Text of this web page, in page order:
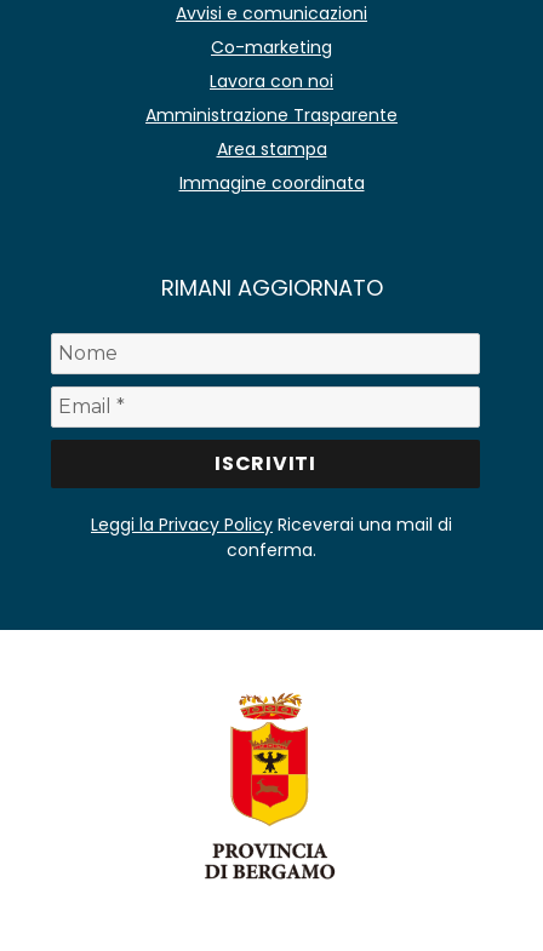
Avvisi e comunicazioni
Co-marketing
Lavora con noi
Amministrazione Trasparente
Area stampa
Immagine coordinata
RIMANI AGGIORNATO
Leggi la Privacy Policy Riceverai una mail di
conferma.